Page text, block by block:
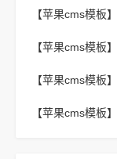
【苹果cms模板】
【苹果cms模板】
【苹果cms模板】
【苹果cms模板】